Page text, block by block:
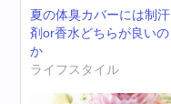
夏の体臭カバーには制汗
剤or香水どちらが良いの
か
ライフスタイル